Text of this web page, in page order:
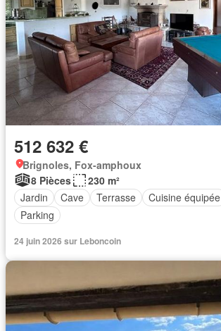
512 632 €
Brignoles, Fox-amphoux
8 Pièces
230 m²
Jardin
Cave Terrasse Cuisine équipée
Parking
24 juin 2026 sur Leboncoin